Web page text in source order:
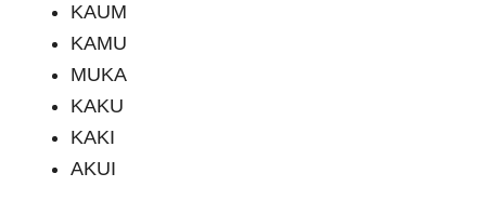
KAUM
KAMU
MUKA
KAKU
KAKI
AKUI